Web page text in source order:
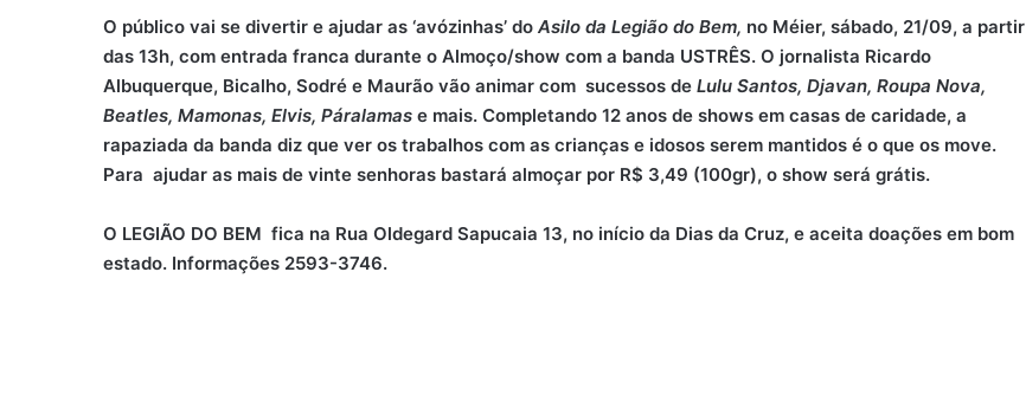
O público vai se divertir e ajudar as ‘avózinhas’ do Asilo da Legião do Bem, no Méier, sábado, 21/09, a partir
das 13h, com entrada franca durante o Almoço/show com a banda USTRÊS. O jornalista Ricardo
Albuquerque, Bicalho, Sodré e Maurão vão animar com sucessos de Lulu Santos, Djavan, Roupa Nova,
Beatles, Mamonas, Elvis, Páralamas e mais. Completando 12 anos de shows em casas de caridade, a
rapaziada da banda diz que ver os trabalhos com as crianças e idosos serem mantidos é o que os move.
Para ajudar as mais de vinte senhoras bastará almoçar por R$ 3,49 (100gr), o show será grátis.
O LEGIÃO DO BEM fica na Rua Oldegard Sapucaia 13, no início da Dias da Cruz, e aceita doações em bom
estado. Informações 2593-3746.